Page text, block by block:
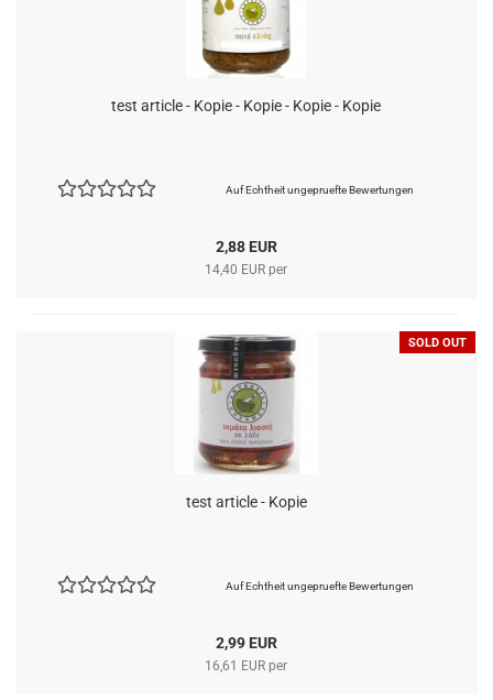
test article - Kopie - Kopie - Kopie - Kopie
Auf Echtheit ungepruefte Bewertungen
2,88 EUR
14,40 EUR per
SOLD OUT
test article - Kopie
Auf Echtheit ungepruefte Bewertungen
2,99 EUR
16,61 EUR per